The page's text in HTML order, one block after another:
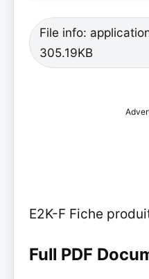
File info:
305.19KB
E2K-F Fiche
Full PDF